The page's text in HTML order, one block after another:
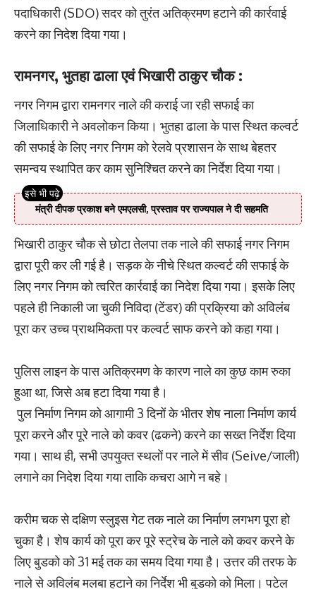
पदाधिकारी (SDO) सदर को तुरंत अतिक्रमण हटाने की कार्रवाई
करने का निदेश दिया गया।
रामनगर, भुतहा ढाला एवं भिखारी ठाकुर चौक :
नगर निगम द्वारा रामनगर नाले की कराई जा रही सफाई का
जिलाधिकारी ने अवलोकन किया। भुतहा ढाला के पास स्थित कल्वर्ट
की सफाई के लिए नगर निगम को रेलवे प्रशासन के साथ बेहतर
समन्वय स्थापित कर काम सुनिश्चित करने का निर्देश दिया गया।
मंत्री दीपक प्रकाश बने एमएलसी, प्रस्ताव पर राज्यपाल ने दी सहमति
भिखारी ठाकुर चौक से छोटा तेलपा तक नाले की सफाई नगर निगम
द्वारा पूरी कर ली गई है। सड़क के नीचे स्थित कल्वर्ट की सफाई के
लिए नगर निगम को त्वरित कार्रवाई का निदेश दिया गया। इसके लिए
पहले ही निकाली जा चुकी निविदा (टेंडर) की प्रक्रिया को अविलंब
पूरा कर उच्च प्राथमिकता पर कल्वर्ट साफ करने को कहा गया।
पुलिस लाइन के पास अतिक्रमण के कारण नाले का कुछ काम रुका
हुआ था, जिसे अब हटा दिया गया है।
​ पुल निर्माण निगम को आगामी 3 दिनों के भीतर शेष नाला निर्माण कार्य
पूरा करने और पूरे नाले को कवर (ढकने) करने का सख्त निर्देश दिया
गया। साथ ही, सभी उपयुक्त स्थलों पर नाले में सीव (Seive/जाली)
लगाने का निदेश दिया गया ताकि कचरा आगे न बहे।
करीम चक से दक्षिण स्लुइस गेट तक नाले का निर्माण लगभग पूरा हो
चुका है। शेष कार्य को पूरा कर पूरे स्ट्रेच के नाले को कवर करने के
लिए बुडको को 31 मई तक का समय दिया गया है। उत्तर की तरफ के
नाले से अविलंब मलबा हटाने का निर्देश भी बुडको को मिला। पटेल